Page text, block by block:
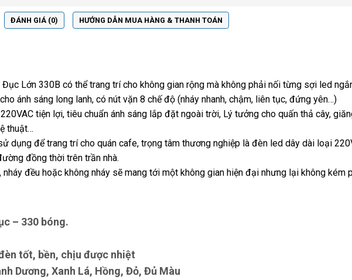
ĐÁNH GIÁ (0) HƯỚNG DẪN MUA HÀNG & THANH TOÁN
Lớn 330B có thể trang trí cho không gian rộng mà không phải nối từng sợi led
ánh sáng long lanh, có nút vặn 8 chế độ (nháy nhanh, chậm, liên tục, đứng yên…)
tiện lợi, tiêu chuẩn ánh sáng lắp đặt ngoài trời, Lý tưởng cho quấn thả cây,
thuật…
dụng để trang trí cho quán cafe, trọng tâm thương nghiệp là đèn led dây dài loại
đồng thời trên trần nhà.
đều hoặc không nháy sẽ mang tới một không gian hiện đại nhưng lại không kém
– 330 bóng.
tốt, bền, chịu được nhiệt
Dương, Xanh Lá, Hồng, Đỏ, Đủ Màu